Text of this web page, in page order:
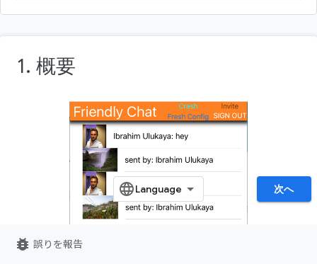
1. 概要
次へ
bug_report 誤りを報告